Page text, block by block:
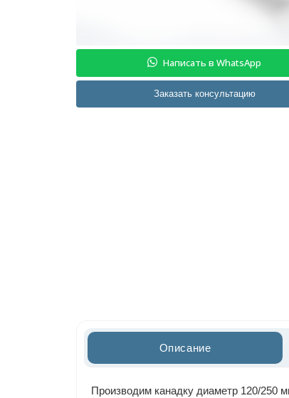
Написать в WhatsApp
Заказать консультацию
Описание
Производим канадку диаметр 120/250